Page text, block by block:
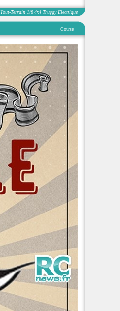
Tout-Terrain 1/8 4x4 Truggy Electrique
Course